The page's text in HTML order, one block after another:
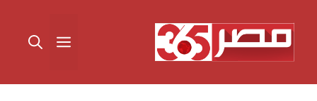
المحتوى القائمة